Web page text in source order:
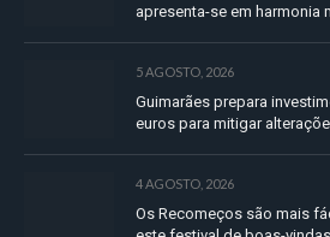
apresenta-se em harmonia
5 AGOSTO, 2026
Guimarães prepara
euros para mitigar
4 AGOSTO, 2026
Os Recomeços são mais